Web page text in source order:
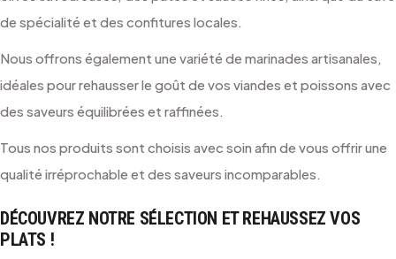
de spécialité et des confitures locales.
Nous offrons également une variété de marinades artisanales,
idéales pour rehausser le goût de vos viandes et poissons avec
des saveurs équilibrées et raffinées.
Tous nos produits sont choisis avec soin afin de vous offrir une
qualité irréprochable et des saveurs incomparables.
DÉCOUVREZ NOTRE SÉLECTION ET REHAUSSEZ VOS
PLATS !